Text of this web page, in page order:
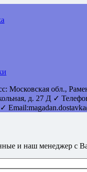
Московская обл.,
д. 27 Д ✓
✓ Email:
и наш менеджер с